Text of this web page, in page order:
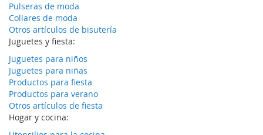
Pulseras de moda
Collares de moda
Otros artículos de bisutería
Juguetes y fiesta:
Juguetes para niños
Juguetes para niñas
Productos para fiesta
Productos para verano
Otros artículos de fiesta
Hogar y cocina: